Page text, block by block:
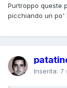
Purtroppo queste
picchiando un po'
Inserita: 7